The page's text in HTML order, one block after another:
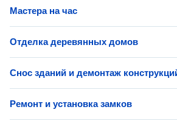
Мастера на час
Отделка деревянных домов
Снос зданий и демонтаж
Ремонт и установка замков